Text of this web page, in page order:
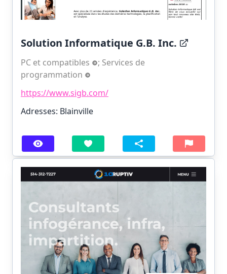
Solution Informatique G.B. Inc.
PC et compatibles ; Services de
programmation
https://www.sigb.com/
Adresses: Blainville